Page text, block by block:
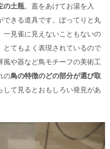
の土瓶。蓋をあけてお湯を入
きる道具です。ぽってりと丸
一見雀に見えないこともないの
てもよく表現されているので
風や器など鳥モチーフの美術工
の鳥の特徴のどの部分が選び取
して見るとおもしろい発見があ